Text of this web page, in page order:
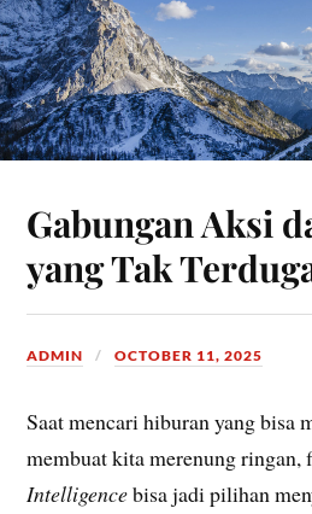
Gabungan Aksi
yang Tak
ADMIN OCTOBER 11, 2025
Saat mencari hiburan yang bisa
membuat kita merenung ringan,
Intelligencebisa jadi pilihan